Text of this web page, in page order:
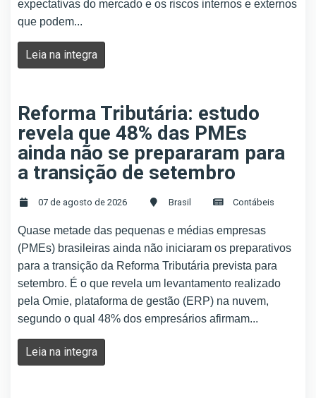
expectativas do mercado e os riscos internos e externos
que podem...
Leia na integra
Reforma Tributária: estudo
revela que 48% das PMEs
ainda não se prepararam para
a transição de setembro
07 de agosto de 2026 Brasil Contábeis
Quase metade das pequenas e médias empresas
(PMEs) brasileiras ainda não iniciaram os preparativos
para a transição da Reforma Tributária prevista para
setembro. É o que revela um levantamento realizado
pela Omie, plataforma de gestão (ERP) na nuvem,
segundo o qual 48% dos empresários afirmam...
Leia na integra